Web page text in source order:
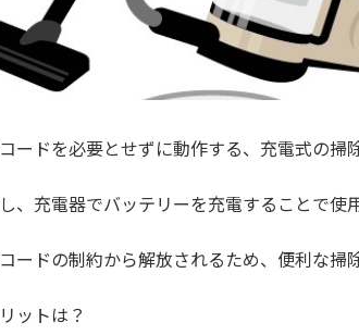
ードを必要とせずに動作する、充電式の掃除
、充電器でバッテリーを充電することで使
ードの制約から解放されるため、便利な掃
ットは？